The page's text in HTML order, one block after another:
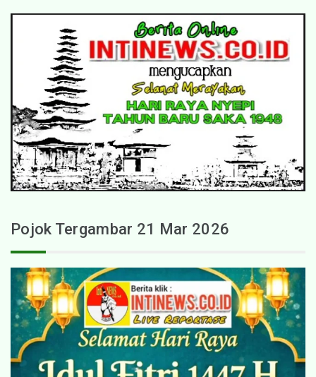
Pojok Tergambar 21 Mar 2026